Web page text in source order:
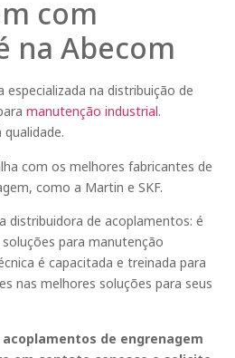
com
na Abecom
especializada na distribuição de
manutenção industrial.
com os melhores fabricantes de
como a Martin e SKF.
distribuidora de acoplamentos: é
para manutenção
é capacitada e treinada para
nas melhores soluções para seus
de engrenagem